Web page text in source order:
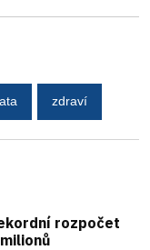
zdraví
rozpočet